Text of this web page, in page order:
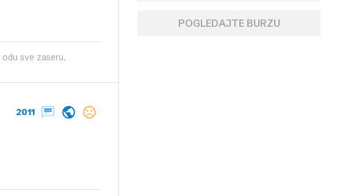
sve zaseru.
2011
POGLEDAJTE BURZU